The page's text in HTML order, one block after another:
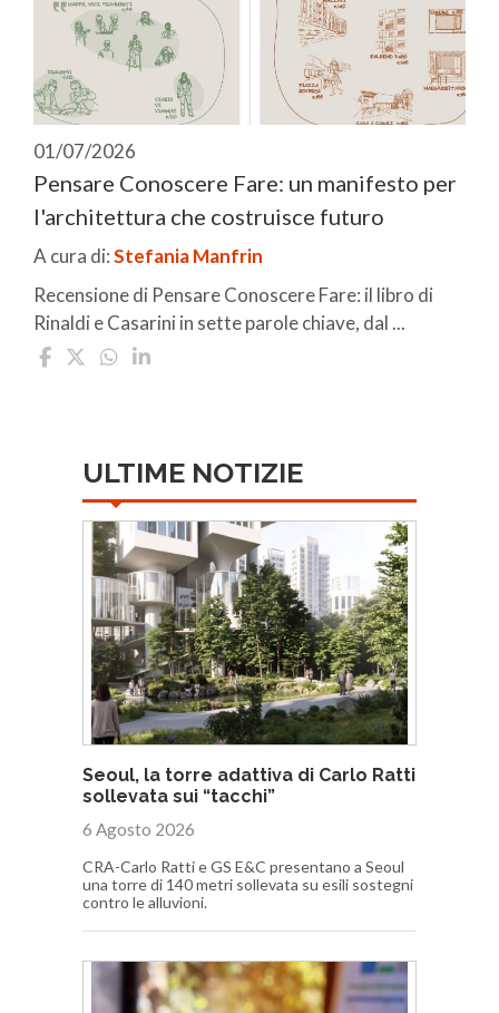
01/07/2026
Pensare Conoscere Fare: un manifesto per
l'architettura che costruisce futuro
A cura di:Stefania Manfrin
Recensione di Pensare Conoscere Fare: il libro di
Rinaldi e Casarini in sette parole chiave, dal ...
ULTIME NOTIZIE
Seoul, la torre adattiva di Carlo Ratti
sollevata sui “tacchi”
6 Agosto 2026
CRA-Carlo Ratti e GS E&C presentano a Seoul
una torre di 140 metri sollevata su esili sostegni
contro le alluvioni.